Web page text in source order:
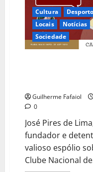
Cultura
Desporto
Locais
Notícias
Sociedade
Guilherme Fafaiol
0
José Pires de
fundador e
valioso espólio
Clube Nacional